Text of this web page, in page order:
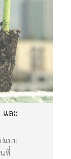
และ
แบบ
ที่